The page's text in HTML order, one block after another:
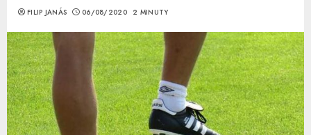
FILIP JANÁS 06/08/2020 2 MINUTY